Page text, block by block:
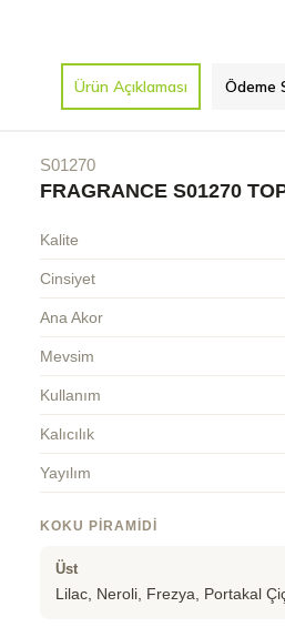
Ürün Açıklaması Ödeme
S01270
FRAGRANCE S01270
Kalite
Cinsiyet
Ana Akor
Mevsim
Kullanım
Kalıcılık
Yayılım
KOKU PIRAMIDI
Üst
Lilac, Neroli, Frezya, Portakal